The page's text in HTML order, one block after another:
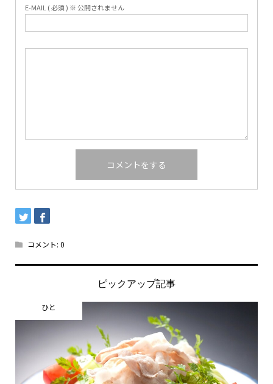
E-MAIL ( 必須 ) ※ 公開されません
コメント: 0
ピックアップ記事
ひと